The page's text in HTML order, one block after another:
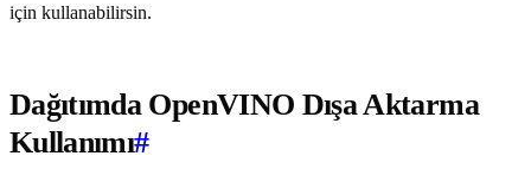
için kullanabilirsin.
Dağıtımda OpenVINO Dışa Aktarma
Kullanımı#